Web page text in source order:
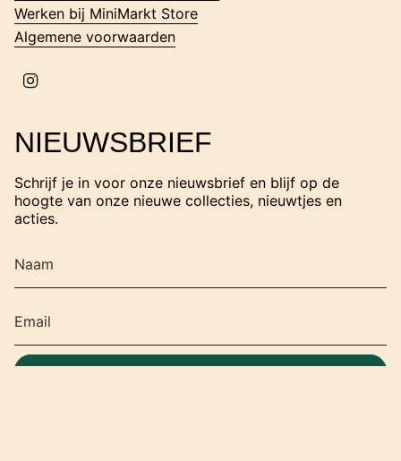
Werken bij MiniMarkt Store
Algemene voorwaarden
g
a
m
NIEUWSBRIEF
Schrijf je in voor onze nieuwsbrief en blijf op de
hoogte van onze nieuwe collecties, nieuwtjes en
acties.